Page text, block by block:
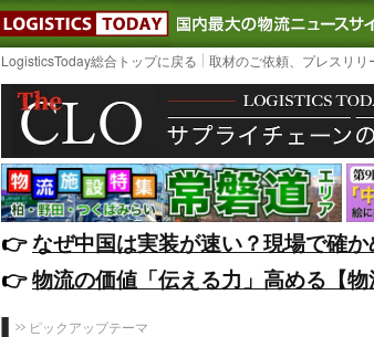
LOGISTICS TODAY｜国
LogisticsToday総合トップに戻る 取材のご依頼、プレスリ
👉️なぜ中国は実装が速い？現場で確
👉️物流の価値「伝える力」高める【
ピックアップテーマ